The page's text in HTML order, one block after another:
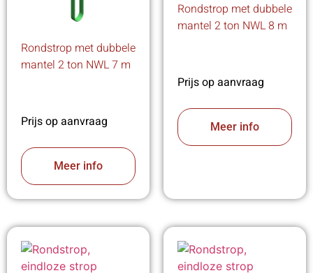
Rondstrop met dubbele
mantel 2 ton NWL 7 m
Prijs op aanvraag
Meer info
Rondstrop met dubbele
mantel 2 ton NWL 8 m
Prijs op aanvraag
Meer info